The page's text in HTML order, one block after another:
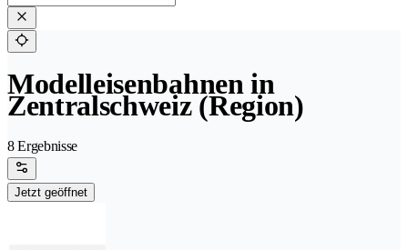
Modelleisenbahnen in
Zentralschweiz (Region)
8 Ergebnisse
Jetzt geöffnet